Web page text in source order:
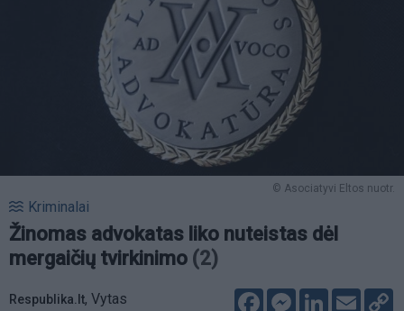
© Asociatyvi Eltos nuotr.
Kriminalai
Žinomas advokatas liko nuteistas dėl
mergaičių tvirkinimo (2)
Respublika.lt, Vytas
FacebookMessenger
LinkedIn
Email